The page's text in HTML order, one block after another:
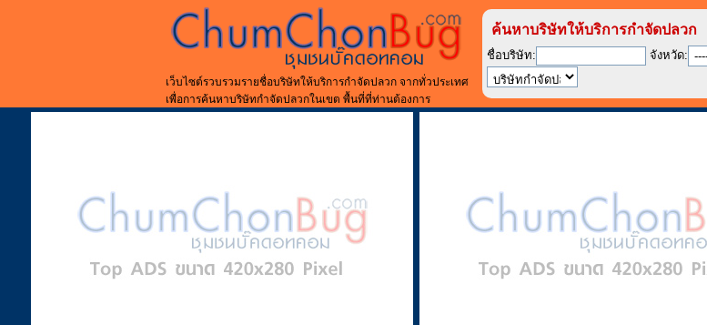
เว็บไซต์รวบรวมรายชื่อบริษัทให้บริการกำจัดปลวก จากทั่วประเทศ
เพื่อการค้นหาบริษัทกำจัดปลวกในเขต พื้นที่ที่ท่านต้องการ
ค้นหาบริษัทให้บริการกำจัดปลวก
ชื่อบริษัท: จังหวัด: